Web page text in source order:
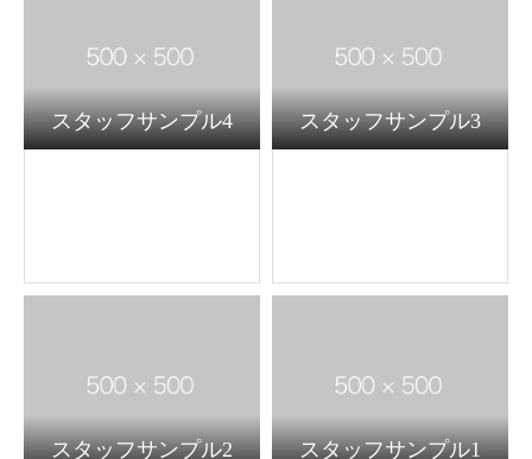
スタッフサンプル4 スタッフサンプル3
スタッフサンプル2 スタッフサンプル1